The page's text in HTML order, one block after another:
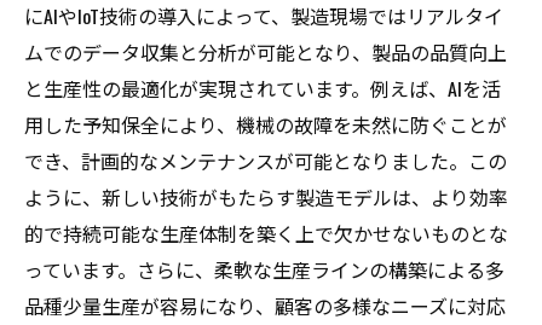
にAIやIoT技術の導入によって、製造現場ではリアルタイ
ムでのデータ収集と分析が可能となり、製品の品質向上
と生産性の最適化が実現されています。例えば、AIを活
用した予知保全により、機械の故障を未然に防ぐことが
でき、計画的なメンテナンスが可能となりました。この
ように、新しい技術がもたらす製造モデルは、より効率
的で持続可能な生産体制を築く上で欠かせないものとな
っています。さらに、柔軟な生産ラインの構築による多
品種少量生産が容易になり、顧客の多様なニーズに対応